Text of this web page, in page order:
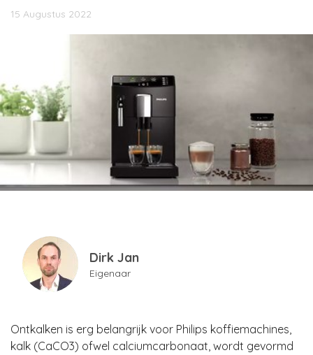
15 Augustus 2022
Dirk Jan
Eigenaar
Ontkalken is erg belangrijk voor Philips koffiemachines,
kalk (CaCO3) ofwel calciumcarbonaat, wordt gevormd